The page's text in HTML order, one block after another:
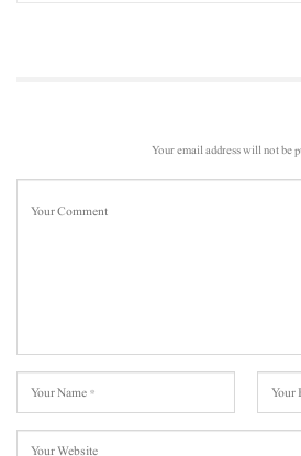
Your email address will not be